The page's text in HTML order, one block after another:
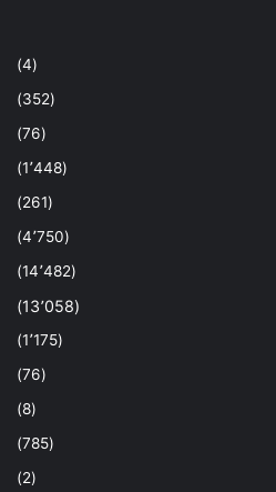
(4)
(352)
(76)
(1٬448)
(261)
(4٬750)
(14٬482)
(13٬058)
(1٬175)
(76)
(8)
(785)
(2)